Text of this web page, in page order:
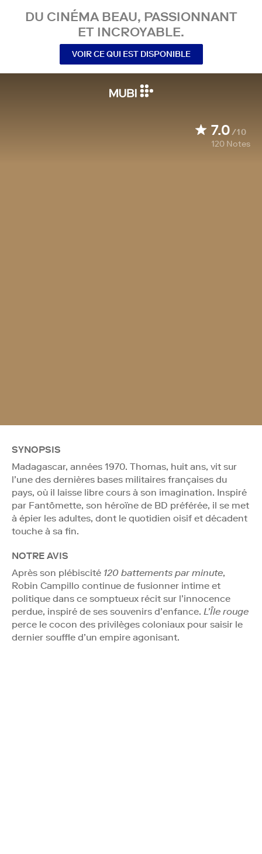
DU CINÉMA BEAU, PASSIONNANT
ET INCROYABLE.
VOIR CE QUI EST DISPONIBLE
7.0/10
120 Notes
SYNOPSIS
Madagascar, années 1970. Thomas, huit ans, vit sur
l’une des dernières bases militaires françaises du
pays, où il laisse libre cours à son imagination. Inspiré
par Fantômette, son héroïne de BD préférée, il se met
à épier les adultes, dont le quotidien oisif et décadent
touche à sa fin.
NOTRE AVIS
Après son plébiscité 120 battements par minute,
Robin Campillo continue de fusionner intime et
politique dans ce somptueux récit sur l’innocence
perdue, inspiré de ses souvenirs d’enfance. L’Île rouge
perce le cocon des privilèges coloniaux pour saisir le
dernier souffle d’un empire agonisant.